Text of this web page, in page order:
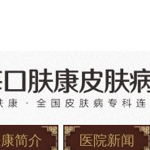
简介 医院新闻